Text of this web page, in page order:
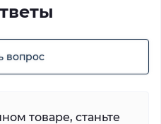
вопрос
товаре, станьте